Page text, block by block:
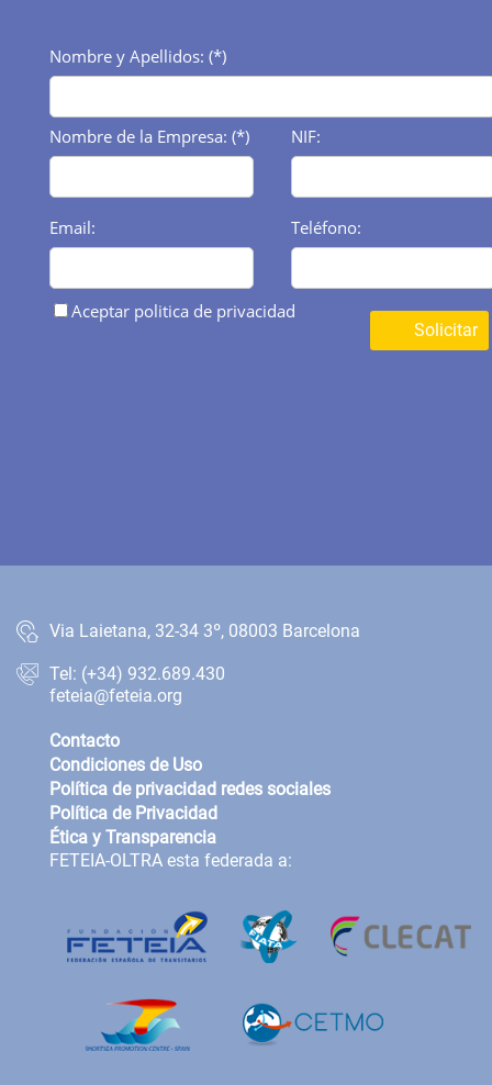
Nombre y Apellidos: (*)
Nombre de la Empresa: (*) NIF:
Email: Teléfono:
Aceptar politica de privacidad
Solicitar
Via Laietana, 32-34 3º, 08003 Barcelona
Tel: (+34) 932.689.430
feteia@feteia.org
Contacto
Condiciones de Uso
Política de privacidad redes sociales
Política de Privacidad
Ética y Transparencia
FETEIA-OLTRA esta federada a: